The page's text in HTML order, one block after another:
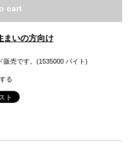
cart
まいの方向け
売です。(1535000 バイト)
る